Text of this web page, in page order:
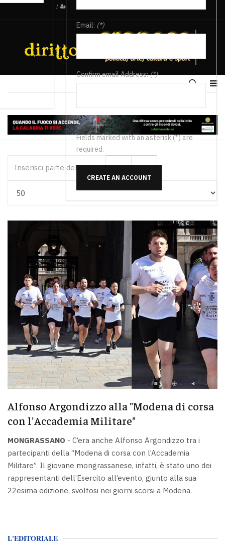
/
Email: (*)
Confirm email Address:(*)
Fields marked with an asterisk (*) are
required.
CREATE AN ACCOUNT
Alfonso Argondizzo alla "Modena di corsa
con l'Accademia Militare"
MONGRASSANO - C’era anche Alfonso Argondizzo tra i
partecipanti della “Modena di corsa con l’Accademia
Militare”. Il giovane mongrassanese, infatti, è stato uno dei
rappresentanti dell’Esercito all’evento, giunto alla sua
22esima edizione, svoltosi nei giorni scorsi a Modena.
L'EDITORIALE